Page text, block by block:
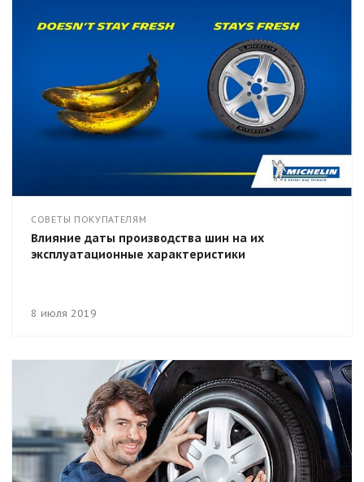
8 июля 2019
СОВЕТЫ ПОКУПАТЕЛЯМ
Влияние даты производства шин на их
эксплуатационные характеристики